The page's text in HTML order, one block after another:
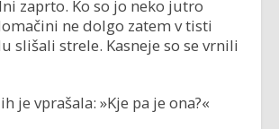
zaprto. Ko so jo neko jutro
ne dolgo zatem v tisti
slišali strele. Kasneje so se vrnili
je vprašala: »Kje pa je ona?«